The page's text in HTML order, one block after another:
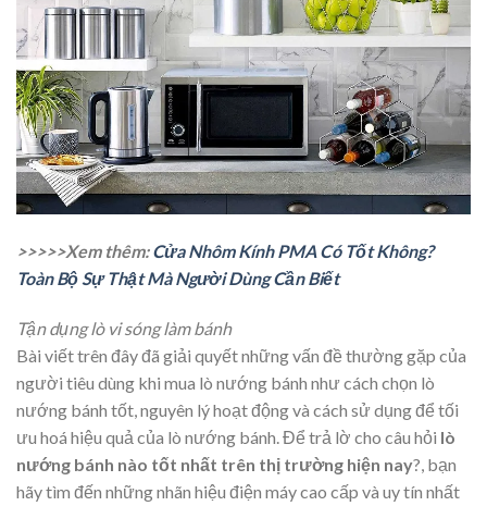
>>>>>Xem thêm:Cửa Nhôm Kính PMA Có Tốt Không?
Toàn Bộ Sự Thật Mà Người Dùng Cần Biết
Tận dụng lò vi sóng làm bánh
Bài viết trên đây đã giải quyết những vấn đề thường gặp của
người tiêu dùng khi mua lò nướng bánh như cách chọn lò
nướng bánh tốt, nguyên lý hoạt động và cách sử dụng để tối
ưu hoá hiệu quả của lò nướng bánh. Để trả lờ cho câu hỏi lò
nướng bánh nào tốt nhất trên thị trường hiện nay?, bạn
hãy tìm đến những nhãn hiệu điện máy cao cấp và uy tín nhất